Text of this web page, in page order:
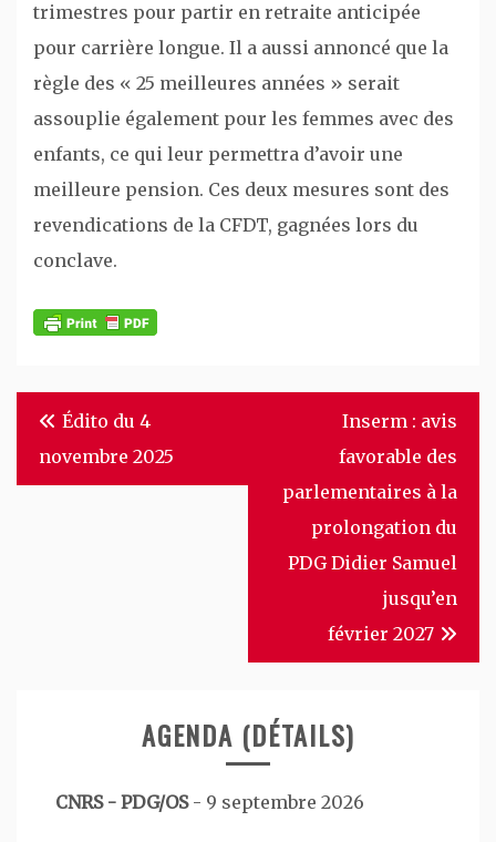
trimestres pour partir en retraite anticipée
pour carrière longue. Il a aussi annoncé que la
règle des « 25 meilleures années » serait
assouplie également pour les femmes avec des
enfants, ce qui leur permettra d’avoir une
meilleure pension. Ces deux mesures sont des
revendications de la CFDT, gagnées lors du
conclave.
Navigation
l’article
Édito du 4
novembre 2025
Inserm : avis
favorable des
parlementaires à la
prolongation du
PDG Didier Samuel
jusqu’en
février 2027
AGENDA (DÉTAILS)
CNRS - PDG/OS- 9 septembre 2026